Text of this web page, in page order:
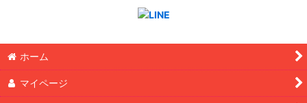
ホーム
マイページ